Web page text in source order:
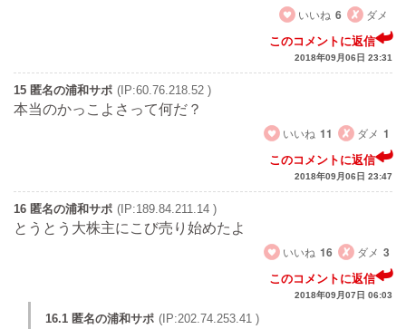
いいね 6 ダメ
このコメントに返信
2018年09月06日 23:31
15 匿名の浦和サポ (IP:60.76.218.52 )
本当のかっこよさって何だ？
いいね 11 ダメ 1
このコメントに返信
2018年09月06日 23:47
16 匿名の浦和サポ (IP:189.84.211.14 )
とうとう大株主にこび売り始めたよ
いいね 16 ダメ 3
このコメントに返信
2018年09月07日 06:03
16.1 匿名の浦和サポ (IP:202.74.253.41 )